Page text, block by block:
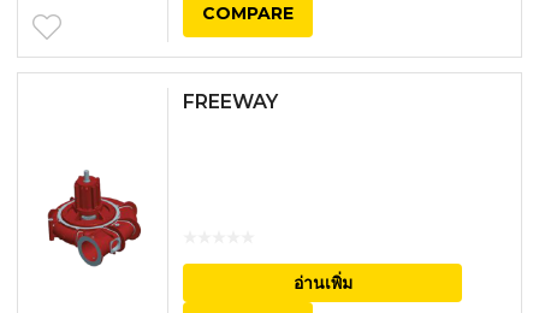
COMPARE
FREEWAY
อ่านเพิ่ม